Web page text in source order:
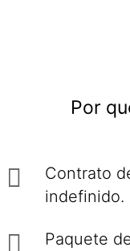
Por
Contrato
indefinido.
Paquete